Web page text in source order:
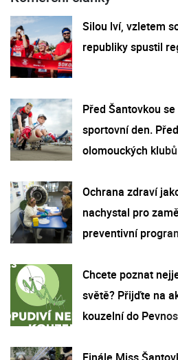
Silou lví, vzletem
republiky spustil
Před Šantovkou
sportovní den.
olomouckých klubů
Ochrana zdraví
nachystal pro
preventivní
Chcete poznat
světě? Přijďte na
kouzelní do